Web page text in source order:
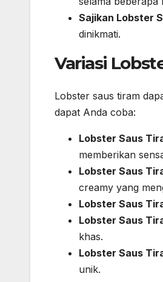
Sajikan Lobster
dinikmati.
Variasi
Lobster saus tiram
dapat Anda coba:
Lobster Saus
memberikan
Lobster Saus
creamy yang
Lobster Saus
Lobster Saus
khas.
Lobster Saus
unik.